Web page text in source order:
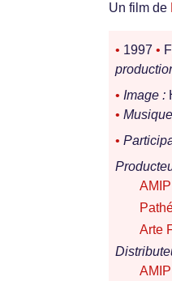
Un film de
• 1997 •
• Image :
•
•
Arte